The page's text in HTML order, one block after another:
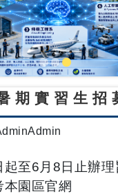
期實習生招
布者：
至6月8日止辦理
本園區官網